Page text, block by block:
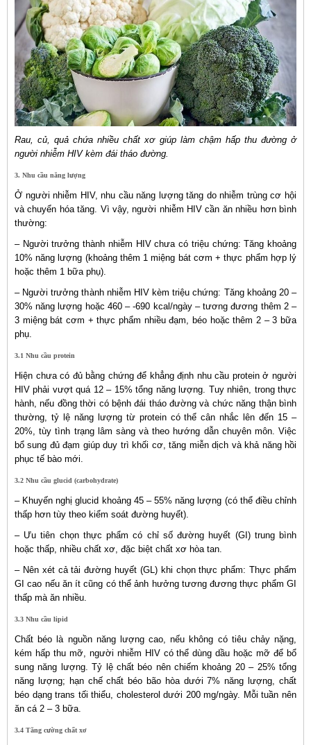
Rau, củ, quả chứa nhiều chất xơ giúp làm chậm hấp thu đường ở
người nhiễm HIV kèm đái tháo đường.
3. Nhu cầu năng lượng
Ở người nhiễm HIV, nhu cầu năng lượng tăng do nhiễm trùng cơ hội
và chuyển hóa tăng. Vì vậy, người nhiễm HIV cần ăn nhiều hơn bình
thường:
– Người trưởng thành nhiễm HIV chưa có triệu chứng: Tăng khoảng
10% năng lượng (khoảng thêm 1 miệng bát cơm + thực phẩm hợp lý
hoặc thêm 1 bữa phụ).
– Người trưởng thành nhiễm HIV kèm triệu chứng: Tăng khoảng 20 –
30% năng lượng hoặc 460 – -690 kcal/ngày – tương đương thêm 2 –
3 miệng bát cơm + thực phẩm nhiều đạm, béo hoặc thêm 2 – 3 bữa
phụ.
3.1 Nhu cầu protein
Hiện chưa có đủ bằng chứng để khẳng định nhu cầu protein ở người
HIV phải vượt quá 12 – 15% tổng năng lượng. Tuy nhiên, trong thực
hành, nếu đồng thời có bệnh đái tháo đường và chức năng thận bình
thường, tỷ lệ năng lượng từ protein có thể cân nhắc lên đến 15 –
20%, tùy tình trạng lâm sàng và theo hướng dẫn chuyên môn. Việc
bổ sung đủ đạm giúp duy trì khối cơ, tăng miễn dịch và khả năng hồi
phục tế bào mới.
3.2 Nhu cầu glucid (carbohydrate)
– Khuyến nghị glucid khoảng 45 – 55% năng lượng (có thể điều chỉnh
thấp hơn tùy theo kiểm soát đường huyết).
– Ưu tiên chọn thực phẩm có chỉ số đường huyết (GI) trung bình
hoặc thấp, nhiều chất xơ, đặc biệt chất xơ hòa tan.
– Nên xét cả tải đường huyết (GL) khi chọn thực phẩm: Thực phẩm
GI cao nếu ăn ít cũng có thể ảnh hưởng tương đương thực phẩm GI
thấp mà ăn nhiều.
3.3 Nhu cầu lipid
Chất béo là nguồn năng lượng cao, nếu không có tiêu chảy nặng,
kém hấp thu mỡ, người nhiễm HIV có thể dùng dầu hoặc mỡ để bổ
sung năng lượng. Tỷ lệ chất béo nên chiếm khoảng 20 – 25% tổng
năng lượng; hạn chế chất béo bão hòa dưới 7% năng lượng, chất
béo dạng trans tối thiểu, cholesterol dưới 200 mg/ngày. Mỗi tuần nên
ăn cá 2 – 3 bữa.
3.4 Tăng cường chất xơ